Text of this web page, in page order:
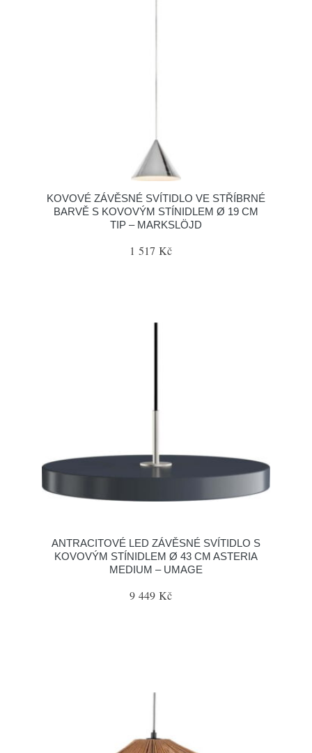
KOVOVÉ ZÁVĚSNÉ SVÍTIDLO VE STŘÍBRNÉ
BARVĚ S KOVOVÝM STÍNIDLEM Ø 19 CM
TIP – MARKSLÖJD
1 517 Kč
ANTRACITOVÉ LED ZÁVĚSNÉ SVÍTIDLO S
KOVOVÝM STÍNIDLEM Ø 43 CM ASTERIA
MEDIUM – UMAGE
9 449 Kč